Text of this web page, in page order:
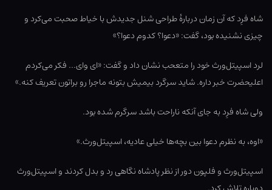
شاه فرِد که آن زمان دربارۀ طراحی شنل جدیدش با خیاط صحبت می‌کرد و
چیزی نشنیده بود، گفت: «دعوا؟ کدوم دعوا؟»
لرد اسپیتل‌ورث خود را متعحب نشان داد و گفت: «ای وای… فکر می‌کردم
اعلیحضرت خبر داره. شاید سرگرد بیمیش بتونه ماجرا رو براتون تعریف کنه.»
ولی شاه فرِد به جای آنکه ناراحت باشد سرگرم شده بود.
«اوه، به نظرم دعوا بین بچه‌ها خیلی عادیه، اسپیتل‌ورث.»
اسپیتل‌ورث و فلپون دور از نظر پادشاه نگاهی رد و بدل کردند و اسپیتل‌ورث